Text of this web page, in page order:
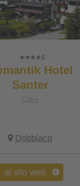
Hotel
Santer
CIN +
Dobbiaco
al sito web